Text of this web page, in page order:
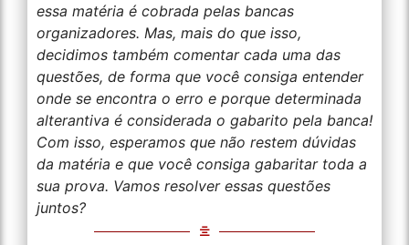
essa matéria é cobrada pelas bancas
organizadores. Mas, mais do que isso,
decidimos também comentar cada uma das
questões, de forma que você consiga entender
onde se encontra o erro e porque determinada
alterantiva é considerada o gabarito pela banca!
Com isso, esperamos que não restem dúvidas
da matéria e que você consiga gabaritar toda a
sua prova. Vamos resolver essas questões
juntos?